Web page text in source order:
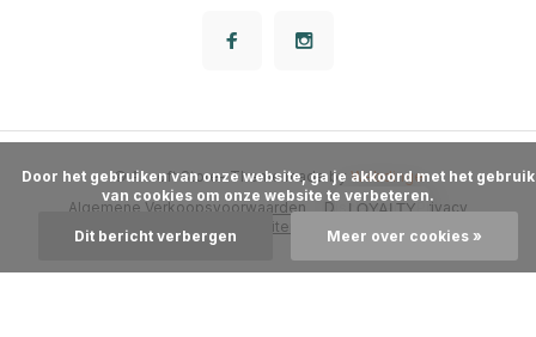
Algemene Verkoopsvoorwaarden Disclaimer
Privacy
Sitemap
© Airsoft Store- Theme made by Webdinge
van cookies om onze website te verbeteren.
Dit bericht verbergen Meer over cookies »
LOYALTY